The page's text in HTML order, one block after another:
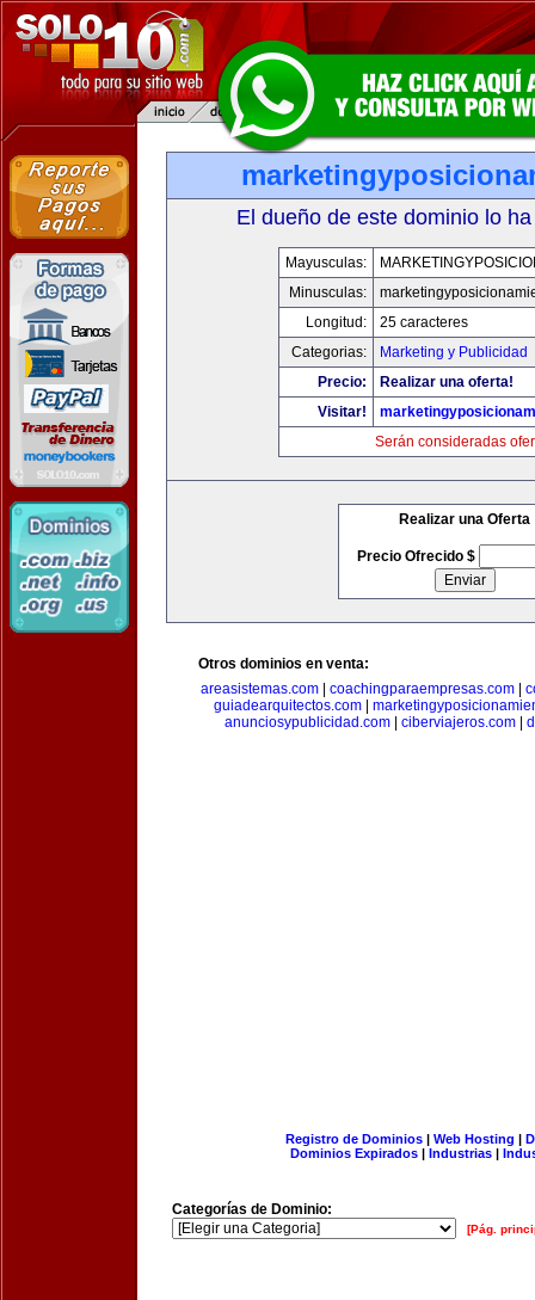
El dueño de este dominio lo
Mayusculas:
Minusculas:
Longitud:
25 caracteres
Categorias:
Marketing y Publicidad
Precio:
Realizar una oferta!
Visitar!
Serán consideradas
Realizar una Oferta
Precio Ofrecido $
Otros dominios en venta:
areasistemas.com| coachingparaempresas.com|
guiadearquitectos.com
anunciosypublicidad.com| ciberviajeros.com|
Registro de Dominios| Web Hosting |
Dominios Expirados | Industrias |
Categorías de Dominio:
[Pág.